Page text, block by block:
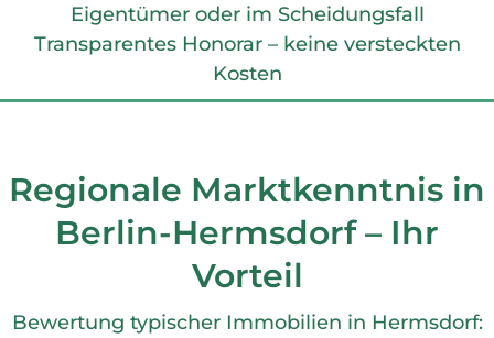
Eigentümer oder im Scheidungsfall
Transparentes Honorar – keine versteckten
Kosten
Regionale Marktkenntnis in
Berlin-Hermsdorf – Ihr
Vorteil
Bewertung typischer Immobilien in Hermsdorf: